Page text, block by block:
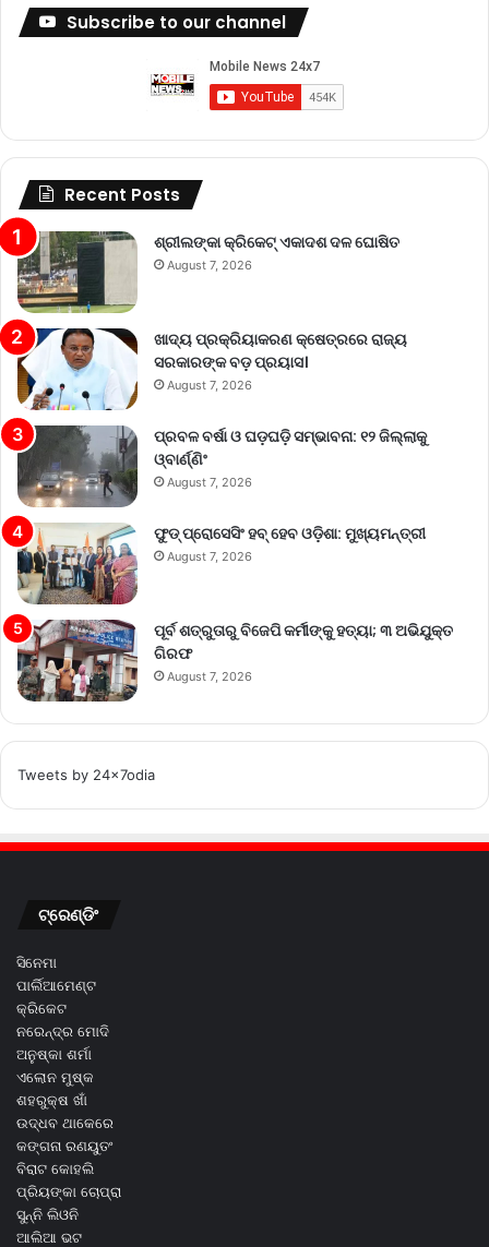
Subscribe to our channel
Recent Posts
ଶ୍ରୀଲଙ୍କା କ୍ରିକେଟ୍‌ ଏକାଦଶ ଦଳ ଘୋଷିତ
August 7, 2026
ଖାଦ୍ୟ ପ୍ରକ୍ରିୟାକରଣ କ୍ଷେତ୍ରରେ ରାଜ୍ୟ
ସରକାରଙ୍କ ବଡ଼ ପ୍ରୟାସ।
August 7, 2026
ପ୍ରବଳ ବର୍ଷା ଓ ଘଡ଼ଘଡ଼ି ସମ୍ଭାବନା: ୧୨ ଜିଲ୍ଲାକୁ
ଓ୍ବାର୍ଣ୍ଣିଂ
August 7, 2026
ଫୁଡ୍ ପ୍ରୋସେସିଂ ହବ୍ ହେବ ଓଡ଼ିଶା: ମୁଖ୍ୟମନ୍ତ୍ରୀ
August 7, 2026
ପୂର୍ବ ଶତ୍ରୁତାରୁ ବିଜେପି କର୍ମୀଙ୍କୁ ହତ୍ୟା; ୩ ଅଭିଯୁକ୍ତ
ଗିରଫ
August 7, 2026
Tweets by 24x7odia
ଟ୍ରେଣ୍ଡିଂ
ସିନେମା
ପାର୍ଲିଆମେଣ୍ଟ
କ୍ରିକେଟ
ନରେନ୍ଦ୍ର ମୋଦି
ଅନୁଷ୍କା ଶର୍ମା
ଏଲୋନ ମୁଷ୍କ
ଶହରୁକ୍ଷ ଖାଁ
ଉଦ୍ଧବ ଥାକେରେ
କଙ୍ଗନା ରଣୟୁତଂ
ବିରାଟ କୋହଲି
ପ୍ରିୟଙ୍କା ଚୋପ୍ରା
ସୁନ୍ନି ଲିଓନି
ଆଲିଆ ଭଟ